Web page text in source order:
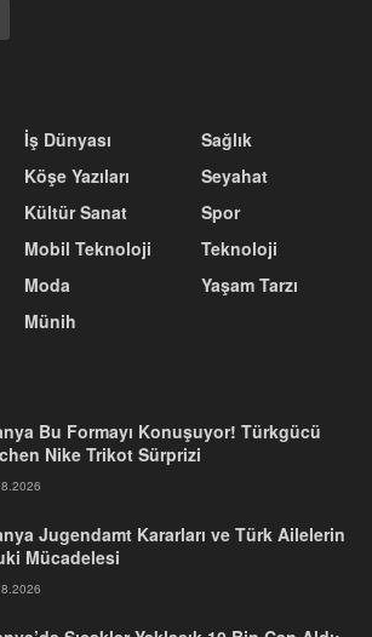
İş Dünyası
Köşe Yazıları
Kültür Sanat
Mobil Teknoloji
Moda
Münih
Sağlık
Seyahat
Spor
Teknoloji
Yaşam Tarzı
Bu Formayı Konuşuyor! Türkgücü
Nike Trikot Sürprizi
Jugendamt Kararları ve Türk Ailelerin
Mücadelesi